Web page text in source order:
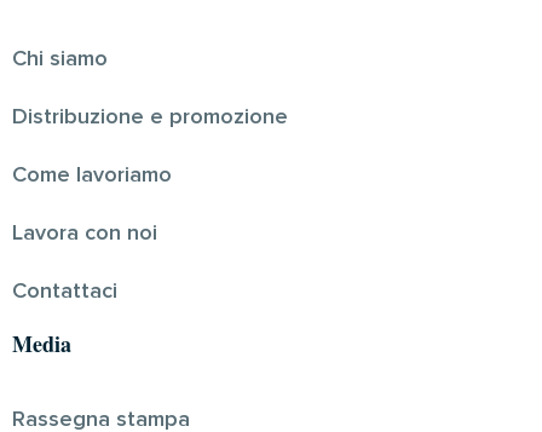
Chi siamo
Distribuzione e promozione
Come lavoriamo
Lavora con noi
Contattaci
Media
Rassegna stampa